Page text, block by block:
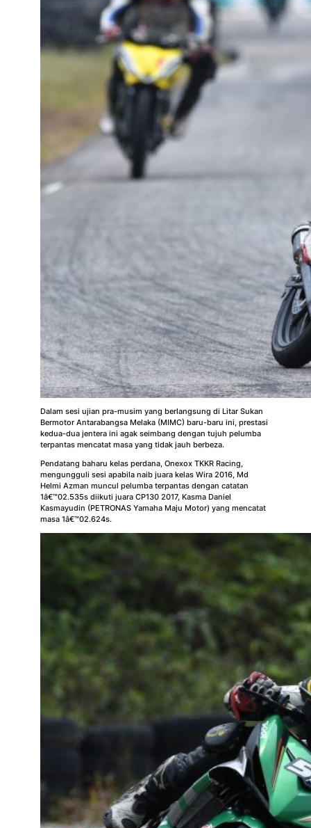
Dalam sesi ujian pra-musim yang berlangsung di Litar Sukan
Bermotor Antarabangsa Melaka (MIMC) baru-baru ini, prestasi
kedua-dua jentera ini agak seimbang dengan tujuh pelumba
terpantas mencatat masa yang tidak jauh berbeza.
Pendatang baharu kelas perdana, Onexox TKKR Racing,
mengungguli sesi apabila naib juara kelas Wira 2016, Md
Helmi Azman muncul pelumba terpantas dengan catatan
1â€™02.535s diikuti juara CP130 2017, Kasma Daniel
Kasmayudin (PETRONAS Yamaha Maju Motor) yang mencatat
masa 1â€™02.624s.